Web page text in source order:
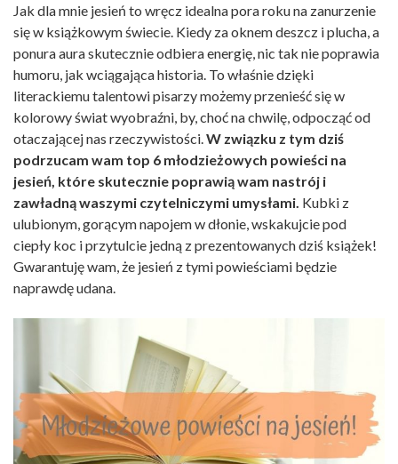
Jak dla mnie jesień to wręcz idealna pora roku na zanurzenie
się w książkowym świecie. Kiedy za oknem deszcz i plucha, a
ponura aura skutecznie odbiera energię, nic tak nie poprawia
humoru, jak wciągająca historia. To właśnie dzięki
literackiemu talentowi pisarzy możemy przenieść się w
kolorowy świat wyobraźni, by, choć na chwilę, odpocząć od
otaczającej nas rzeczywistości.W związku z tym dziś
podrzucam wam top 6 młodzieżowych powieści na
jesień, które skutecznie poprawią wam nastrój i
zawładną waszymi czytelniczymi umysłami. Kubki z
ulubionym, gorącym napojem w dłonie, wskakujcie pod
ciepły koc i przytulcie jedną z prezentowanych dziś książek!
Gwarantuję wam, że jesień z tymi powieściami będzie
naprawdę udana.